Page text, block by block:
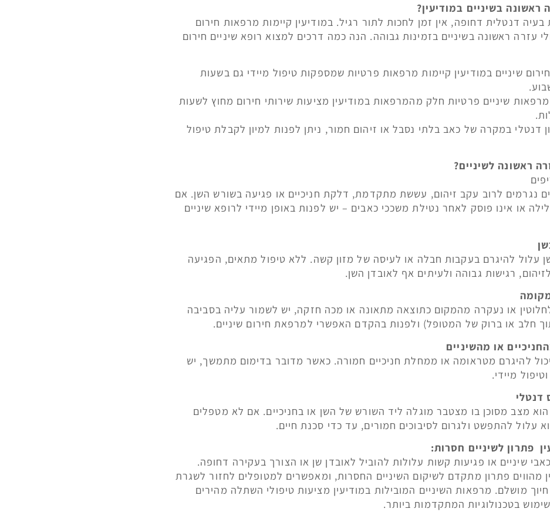
ראשונה בשיניים במודיעין?
דנטלית דחופה, אין זמן לחכות לתור רגיל. במודיעין קיימות מרפאות חירום
עזרה ראשונה בשיניים בזמינות גבוהה. הנה כמה דרכים למצוא רופא שיניים חירום
שיניים במודיעין קיימות מרפאות פרטיות שמספקות טיפול מיידי גם בשעות
שיניים פרטיות חלק מהמרפאות במודיעין מציעות שירותי חירום מחוץ לשעות
דנטלי במקרה של כאב בלתי נסבל או זיהום חמור, ניתן לפנות למיון לקבלת טיפול
ראשונה לשיניים?
נגרמים לרוב עקב זיהום, עששת מתקדמת, דלקת חניכיים או פגיעה בשורש השן. אם
או אינו פוסק לאחר נטילת משככי כאבים – יש לפנות באופן מיידי לרופא שיניים
עלול להיגרם בעקבות חבלה או לעיסה של מזון קשה. ללא טיפול מתאים, הפגיעה
רגישות גבוהה ולעיתים אף לאובדן השן.
או נעקרה מהמקום כתוצאה מתאונה או מכה חזקה, יש לשמור עליה בסביבה
חלב או ברוק של המטופל) ולפנות בהקדם האפשרי למרפאת חירום שיניים.
או מהשיניים
יכול להיגרם מטראומה או ממחלת חניכיים חמורה. כאשר מדובר בדימום מתמשך, יש
מיידי.
דנטלי
מצב מסוכן בו מצטבר מוגלה ליד השורש של השן או בחניכיים. אם לא מטפלים
עלול להתפשט ולגרום לסיבוכים חמורים, עד כדי סכנת חיים.
פתרון לשיניים חסרות:
שיניים או פגיעות קשות עלולות להוביל לאובדן שן או הצורך בעקירה דחופה.
מהווים פתרון מתקדם לשיקום השיניים החסרות, ומאפשרים למטופלים לחזור לשגרת
מושלם. מרפאות השיניים המובילות במודיעין מציעות טיפולי השתלה מהירים
שימוש בטכנולוגיות המתקדמות ביותר.